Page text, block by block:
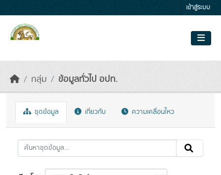
เข้าสู่ระบบ
กลุ่ม ข้อมูลทั่วไป อปท.
ชุดข้อมูล เกี่ยวกับ ความเคลื่อนไหว